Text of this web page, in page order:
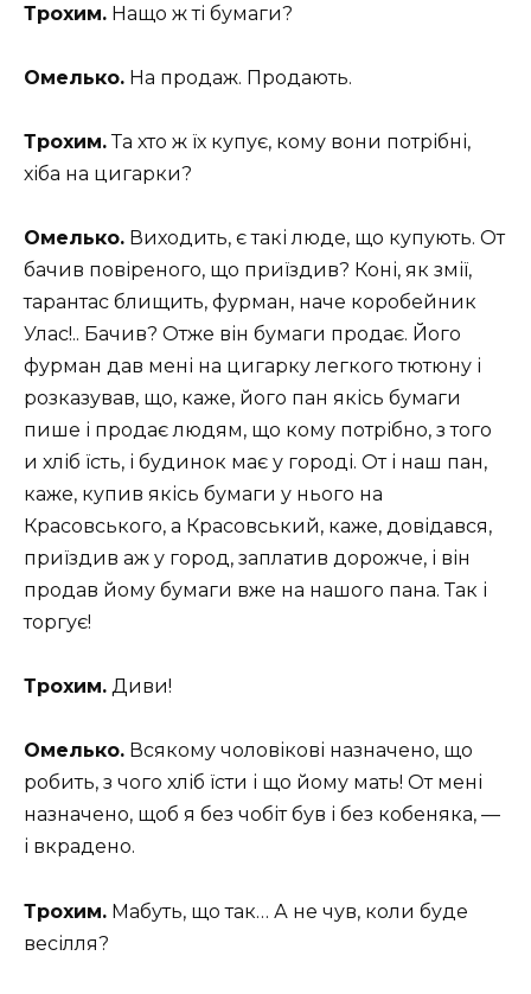
Трохим. Нащо ж ті бумаги?
Омелько. На продаж. Продають.
Трохим.Та хто ж їх купує, кому вони потрібні,
хіба на цигарки?
Омелько. Виходить, є такі люде, що купують. От
бачив повіреного, що приїздив? Коні, як змії,
тарантас блищить, фурман, наче коробейник
Улас!.. Бачив? Отже він бумаги продає. Його
фурман дав мені на цигарку легкого тютюну і
розказував, що, каже, його пан якісь бумаги
пише і продає людям, що кому потрібно, з того
и хліб їсть, і будинок має у городі. От і наш пан,
каже, купив якісь бумаги у нього на
Красовського, а Красовський, каже, довідався,
приїздив аж у город, заплатив дорожче, і він
продав йому бумаги вже на нашого пана. Так і
торгує!
Трохим. Диви!
Омелько. Всякому чоловікові назначено, що
робить, з чого хліб їсти і що йому мать! От мені
назначено, щоб я без чобіт був і без кобеняка, —
і вкрадено.
Трохим. Мабуть, що так… А не чув, коли буде
весілля?